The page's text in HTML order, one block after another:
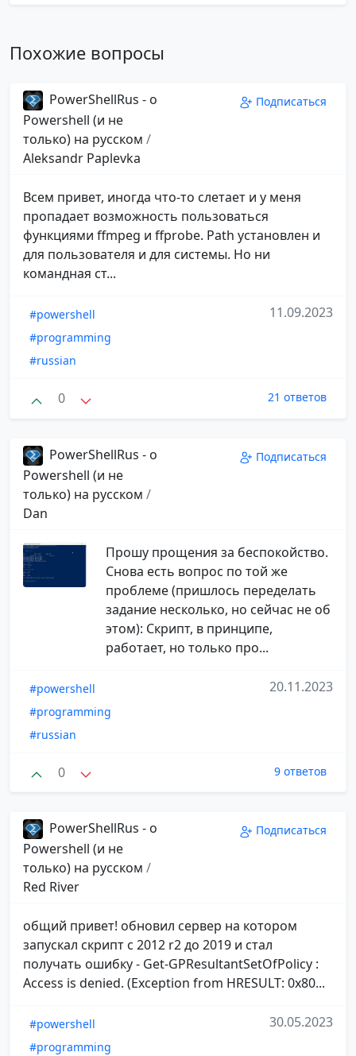
Похожие вопросы
PowerShellRus - о
Powershell (и не
только) на русском /
Aleksandr Paplevka
Подписаться
Всем привет, иногда что-то слетает и у меня
пропадает возможность пользоваться
функциями ffmpeg и ffprobe. Path установлен и
для пользователя и для системы. Но ни
командная ст...
#powershell
#programming
#russian
11.09.2023
0 21 ответов
PowerShellRus - о
Powershell (и не
только) на русском /
Dan
Подписаться
Прошу прощения за беспокойство.
Снова есть вопрос по той же
проблеме (пришлось переделать
задание несколько, но сейчас не об
этом): Скрипт, в принципе,
работает, но только про...
#powershell
#programming
#russian
20.11.2023
0 9 ответов
PowerShellRus - о
Powershell (и не
только) на русском /
Red River
Подписаться
общий привет! обновил сервер на котором
запускал скрипт с 2012 r2 до 2019 и стал
получать ошибку - Get-GPResultantSetOfPolicy :
Access is denied. (Exception from HRESULT: 0x80...
#powershell
#programming
30.05.2023